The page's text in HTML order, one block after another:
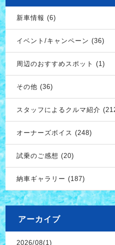
新車情報 (6)
イベント/キャンペーン (36)
周辺のおすすめスポット (1)
その他 (36)
スタッフによるクルマ紹介
オーナーズボイス (248)
試乗のご感想 (20)
納車ギャラリー (187)
アーカイブ
2026/08(1)